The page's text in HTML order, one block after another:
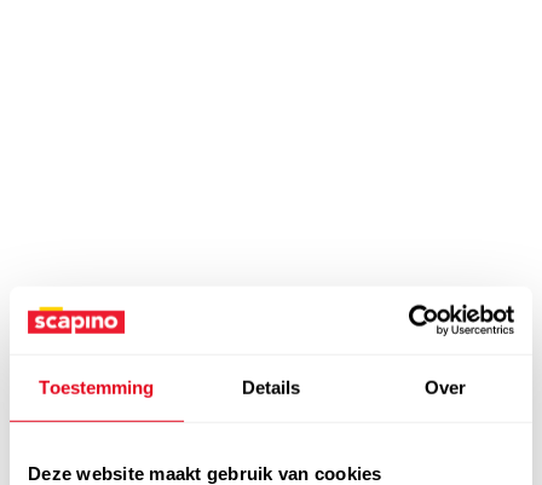
Toestemming Details Over
Deze website maakt gebruik van cookies